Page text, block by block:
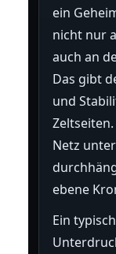
ein
nicht nur
auch an
Das gibt
und
Netz
ebene
Ein